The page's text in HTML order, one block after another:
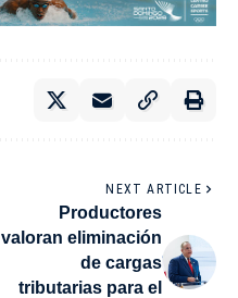
NEXT ARTICLE
Productores
valoran eliminación
de cargas
tributarias para el